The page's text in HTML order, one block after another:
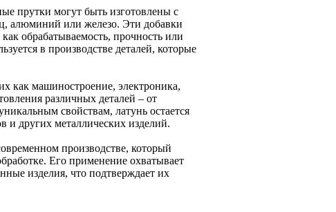
прутки могут быть изготовлены с
алюминий или железо. Эти добавки
обрабатываемость, прочность или
в производстве деталей, которые
как машиностроение, электроника,
различных деталей – от
свойствам, латунь остается
и других металлических изделий.
производстве, который
Его применение охватывает
изделия, что подтверждает их